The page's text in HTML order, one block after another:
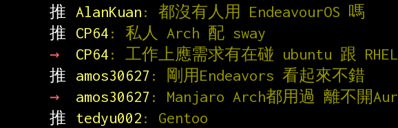
推
AlanKuan: 都沒有人用 EndeavourOS 嗎
推
CP64: 私人 Arch 配 sway
→
CP64: 工作上應需求有在碰 ubuntu 跟 RHEL
推
amos30627 : 剛用Endeavors 看起來不錯
→
amos30627 : Manjaro Arch都用過 離不開Aur
推
tedyu002: Gentoo